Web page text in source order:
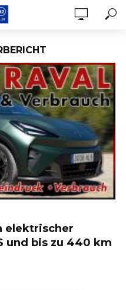
elektrischer
und bis zu 440 km